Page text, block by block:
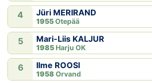
4 Jüri MERIRAND
1955Otepää
5 Mari-Liis KALJUR
1985 Harju OK
6 Ilme ROOSI
1958 Orvand